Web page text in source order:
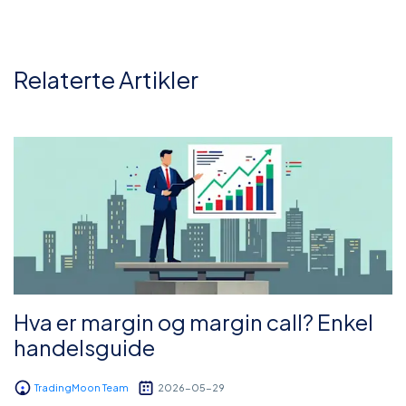
Relaterte Artikler
Hva er margin og margin call? Enkel
handelsguide
TradingMoon Team 2026-05-29